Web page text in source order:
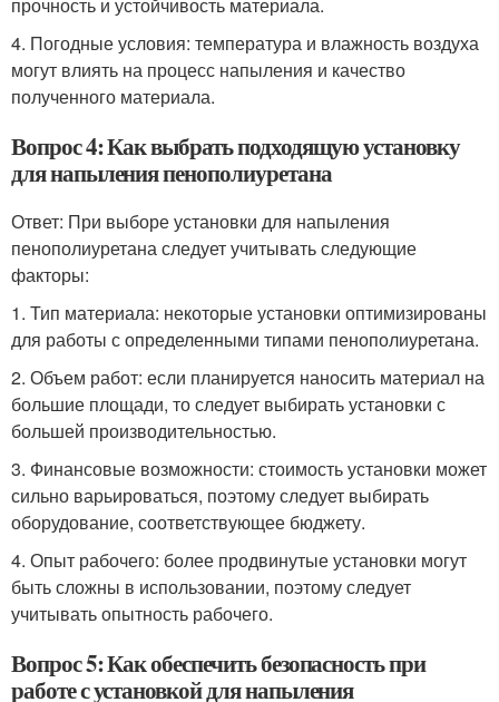
4. Погодные условия: температура и влажность воздуха
могут влиять на процесс напыления и качество
полученного материала.
Вопрос 4: Как выбрать подходящую установку
для напыления пенополиуретана
Ответ: При выборе установки для напыления
пенополиуретана следует учитывать следующие
факторы:
1. Тип материала: некоторые установки оптимизированы
для работы с определенными типами пенополиуретана.
2. Объем работ: если планируется наносить материал на
большие площади, то следует выбирать установки с
большей производительностью.
3. Финансовые возможности: стоимость установки может
сильно варьироваться, поэтому следует выбирать
оборудование, соответствующее бюджету.
4. Опыт рабочего: более продвинутые установки могут
быть сложны в использовании, поэтому следует
учитывать опытность рабочего.
Вопрос 5: Как обеспечить безопасность при
работе с установкой для напыления